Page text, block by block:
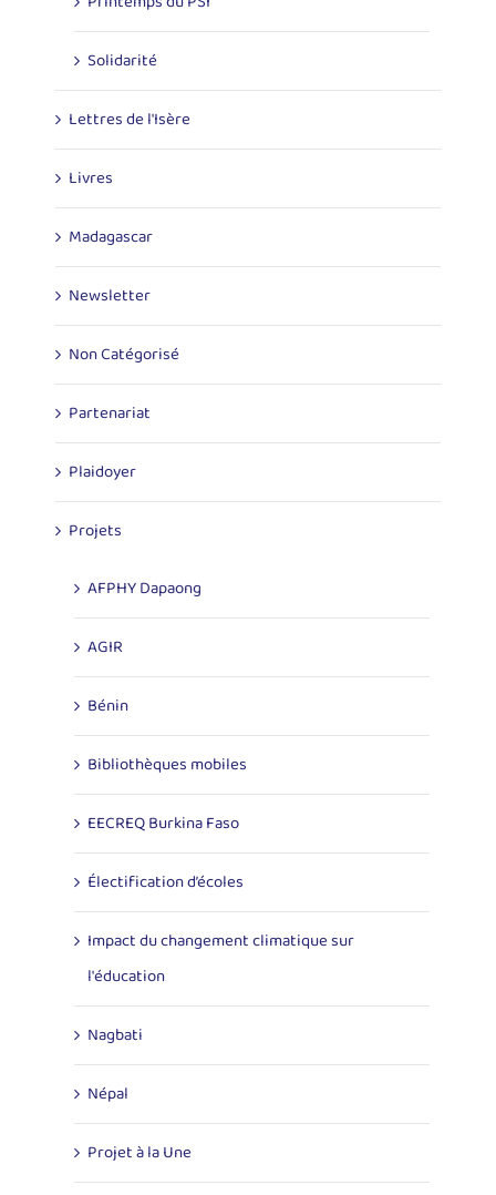
Solidarité
Lettres de l'Isère
Livres
Madagascar
Newsletter
Non Catégorisé
Partenariat
Plaidoyer
Projets
AFPHY Dapaong
AGIR
Bénin
Bibliothèques mobiles
EECREQ Burkina Faso
Électification d’écoles
Impact du changement climatique sur
l'éducation
Nagbati
Népal
Projet à la Une